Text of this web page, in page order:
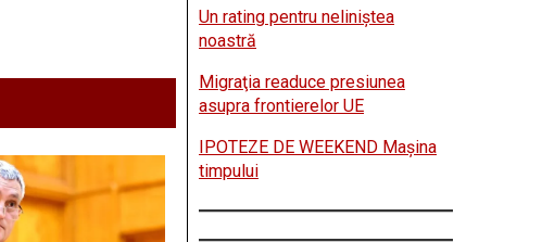
Un rating pentru neliniştea
noastră
Migraţia readuce presiunea
asupra frontierelor UE
IPOTEZE DE WEEKEND Maşina
timpului